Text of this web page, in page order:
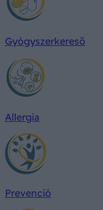
Gyógyszerkereső
Allergia
Prevenció